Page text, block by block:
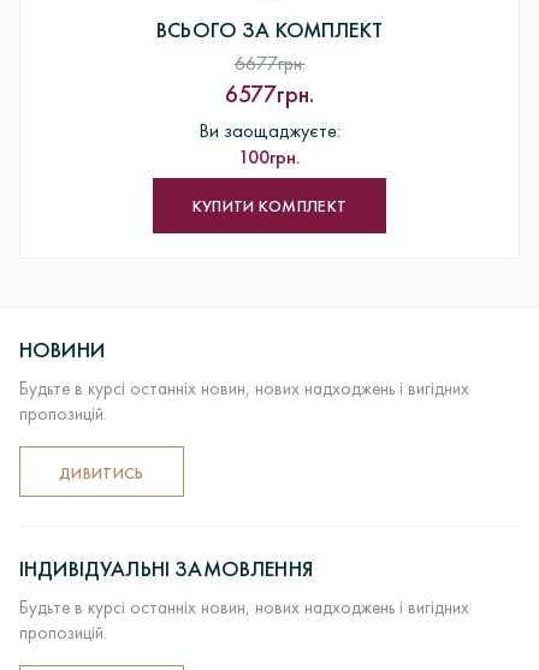
ВСЬОГО ЗА КОМПЛЕКТ
6677грн.
6577грн.
Ви заощаджуєте:
100грн.
КУПИТИ КОМПЛЕКТ
НОВИНИ
Будьте в курсі останніх новин, нових надходжень і вигідних
пропозицій.
ДИВИТИСЬ
ІНДИВІДУАЛЬНІ ЗАМОВЛЕННЯ
Будьте в курсі останніх новин, нових надходжень і вигідних
пропозицій.